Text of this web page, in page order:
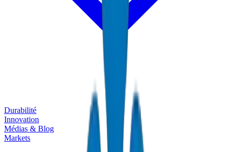
Durabilité
Innovation
Médias & Blog
Markets